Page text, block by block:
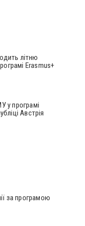
літню
Erasmus+
у програмі
Австрія
за програмою